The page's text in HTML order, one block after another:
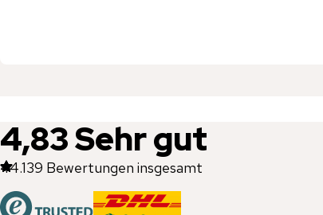
4,83Sehr gut
44.139 Bewertungen insgesamt